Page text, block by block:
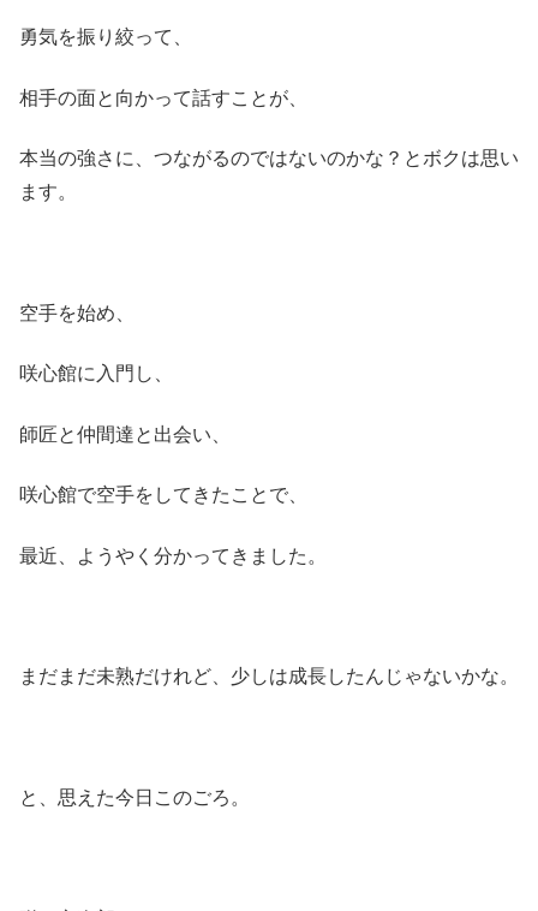
勇気を振り絞って、
相手の面と向かって話すことが、
本当の強さに、つながるのではないのかな？とボクは思い
ます。
空手を始め、
咲心館に入門し、
師匠と仲間達と出会い、
咲心館で空手をしてきたことで、
最近、ようやく分かってきました。
まだまだ未熟だけれど、少しは成長したんじゃないかな。
と、思えた今日このごろ。